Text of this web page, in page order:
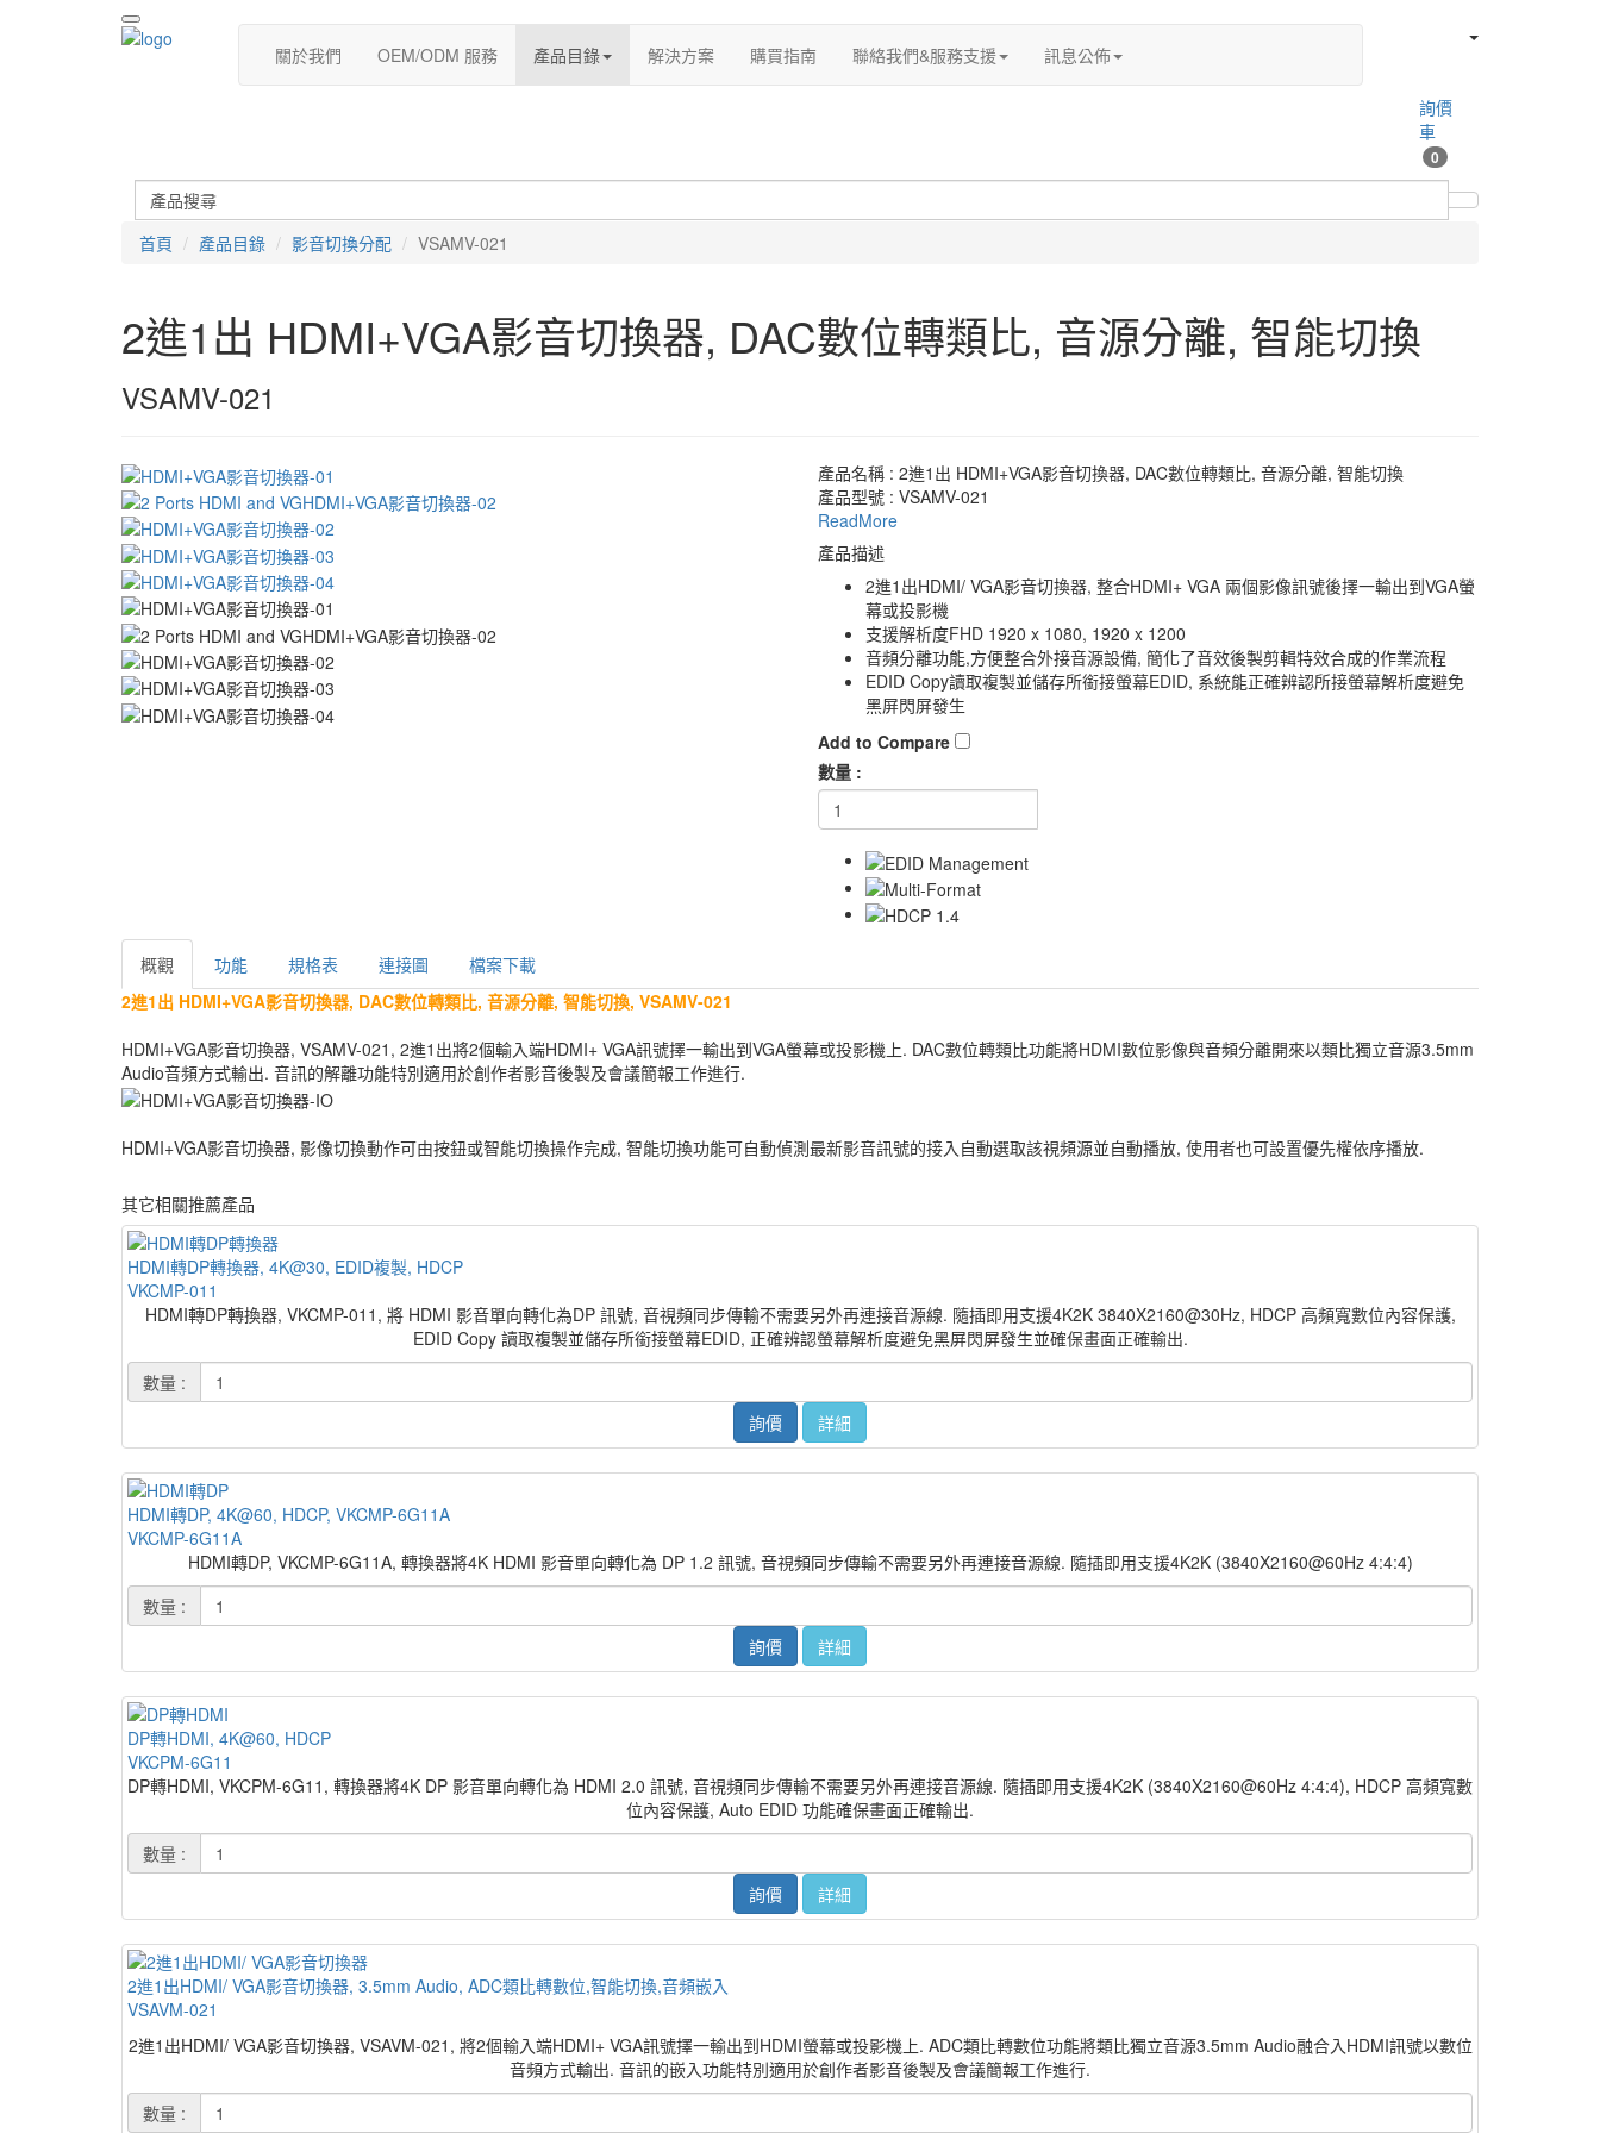
關於我們 OEM/ODM 服務 產品目錄 解決方案 購買指南 聯絡我們&服務支援 訊息公佈
詢價
車
0
首頁 產品目錄 影音切換分配 VSAMV-021
2進1出 HDMI+VGA影音切換器, DAC數位轉類比, 音源分離, 智能切換
VSAMV-021
產品名稱 : 2進1出 HDMI+VGA影音切換器, DAC數位轉類比, 音源分離, 智能切換
產品型號 : VSAMV-021
ReadMore
產品描述
2進1出HDMI/ VGA影音切換器, 整合HDMI+ VGA 兩個影像訊號後擇一輸出到VGA螢
幕或投影機
支援解析度FHD 1920 x 1080, 1920 x 1200
音頻分離功能,方便整合外接音源設備, 簡化了音效後製剪輯特效合成的作業流程
EDID Copy讀取複製並儲存所銜接螢幕EDID, 系統能正確辨認所接螢幕解析度避免
黑屏閃屏發生
Add to Compare
數量 :
概觀 功能 規格表 連接圖
檔案下載
2進1出 HDMI+VGA影音切換器, DAC數位轉類比, 音源分離, 智能切換, VSAMV-021
HDMI+VGA影音切換器, VSAMV-021, 2進1出將2個輸入端HDMI+ VGA訊號擇一輸出到VGA螢幕或投影機上. DAC數位轉類比功能將HDMI數位影像與音頻分離開來以類比獨立音源3.5mm
Audio音頻方式輸出. 音訊的解離功能特別適用於創作者影音後製及會議簡報工作進行.
HDMI+VGA影音切換器, 影像切換動作可由按鈕或智能切換操作完成, 智能切換功能可自動偵測最新影音訊號的接入自動選取該視頻源並自動播放, 使用者也可設置優先權依序播放.
其它相關推薦產品
HDMI轉DP轉換器, 4K@30, EDID複製, HDCP
VKCMP-011
HDMI轉DP轉換器, VKCMP-011, 將 HDMI 影音單向轉化為DP 訊號, 音視頻同步傳輸不需要另外再連接音源線. 隨插即用支援4K2K 3840X2160@30Hz, HDCP 高頻寬數位內容保護,
EDID Copy 讀取複製並儲存所銜接螢幕EDID, 正確辨認螢幕解析度避免黑屏閃屏發生並確保畫面正確輸出.
數量 :
詢價
詳細
HDMI轉DP, 4K@60, HDCP, VKCMP-6G11A
VKCMP-6G11A
HDMI轉DP, VKCMP-6G11A, 轉換器將4K HDMI 影音單向轉化為 DP 1.2 訊號, 音視頻同步傳輸不需要另外再連接音源線. 隨插即用支援4K2K (3840X2160@60Hz 4:4:4)
數量 :
詢價
詳細
DP轉HDMI, 4K@60, HDCP
VKCPM-6G11
DP轉HDMI, VKCPM-6G11, 轉換器將4K DP 影音單向轉化為 HDMI 2.0 訊號, 音視頻同步傳輸不需要另外再連接音源線. 隨插即用支援4K2K (3840X2160@60Hz 4:4:4), HDCP 高頻寬數
位內容保護, Auto EDID 功能確保畫面正確輸出.
數量 :
詢價
詳細
2進1出HDMI/ VGA影音切換器, 3.5mm Audio, ADC類比轉數位,智能切換,音頻嵌入
VSAVM-021
2進1出HDMI/ VGA影音切換器, VSAVM-021, 將2個輸入端HDMI+ VGA訊號擇一輸出到HDMI螢幕或投影機上. ADC類比轉數位功能將類比獨立音源3.5mm Audio融合入HDMI訊號以數位
音頻方式輸出. 音訊的嵌入功能特別適用於創作者影音後製及會議簡報工作進行.
數量 :